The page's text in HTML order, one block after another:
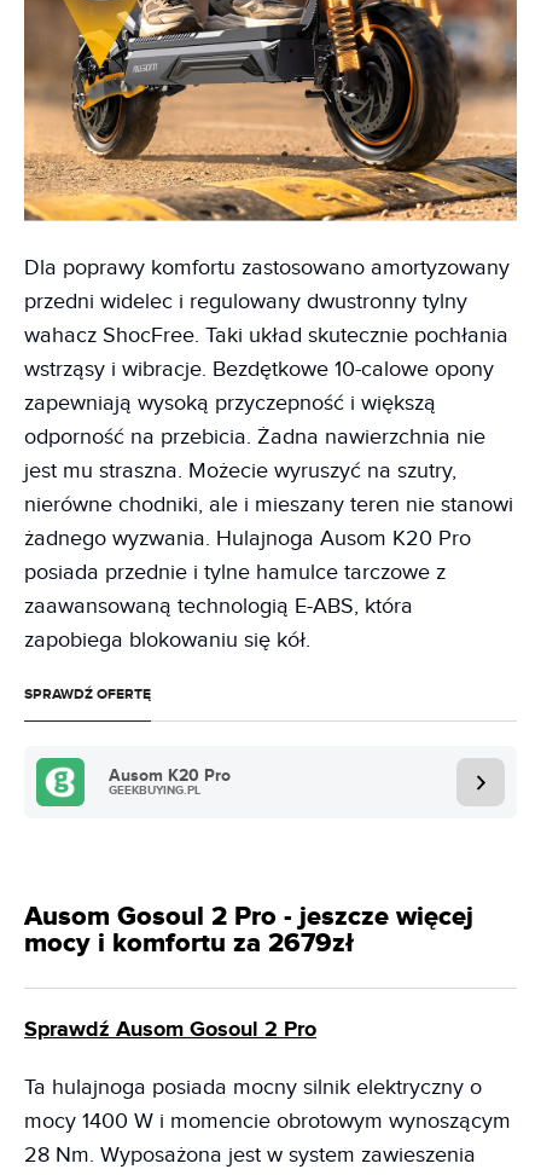
Dla poprawy komfortu zastosowano amortyzowany
przedni widelec i regulowany dwustronny tylny
wahacz ShocFree. Taki układ skutecznie pochłania
wstrząsy i wibracje. Bezdętkowe 10-calowe opony
zapewniają wysoką przyczepność i większą
odporność na przebicia. Żadna nawierzchnia nie
jest mu straszna. Możecie wyruszyć na szutry,
nierówne chodniki, ale i mieszany teren nie stanowi
żadnego wyzwania. Hulajnoga Ausom K20 Pro
posiada przednie i tylne hamulce tarczowe z
zaawansowaną technologią E-ABS, która
zapobiega blokowaniu się kół.
SPRAWDŹ OFERTĘ
Ausom K20 Pro
GEEKBUYING.PL
Ausom Gosoul 2 Pro - jeszcze więcej
mocy i komfortu za 2679zł
Sprawdź Ausom Gosoul 2 Pro
Ta hulajnoga posiada mocny silnik elektryczny o
mocy 1400 W i momencie obrotowym wynoszącym
28 Nm. Wyposażona jest w system zawieszenia